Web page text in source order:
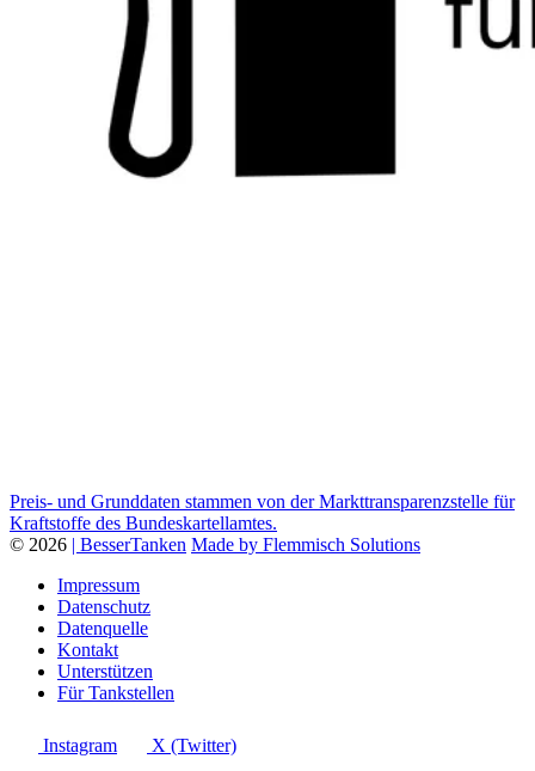
Preis- und Grunddaten stammen von der Markttransparenzstelle für
Kraftstoffe des Bundeskartellamtes.
© 2026 | BesserTanken Made by Flemmisch Solutions
Impressum
Datenschutz
Datenquelle
Kontakt
Unterstützen
Für Tankstellen
Instagram X (Twitter)